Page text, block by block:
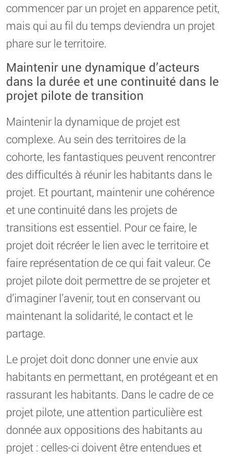
commencer par un projet en apparence petit,
mais qui au fil du temps deviendra un projet
phare sur le territoire.
Maintenir une dynamique d’acteurs
dans la durée et une continuité dans le
projet pilote de transition
Maintenir la dynamique de projet est
complexe. Au sein des territoires de la
cohorte, les fantastiques peuvent rencontrer
des difficultés à réunir les habitants dans le
projet. Et pourtant, maintenir une cohérence
et une continuité dans les projets de
transitions est essentiel. Pour ce faire, le
projet doit récréer le lien avec le territoire et
faire représentation de ce qui fait valeur. Ce
projet pilote doit permettre de se projeter et
d’imaginer l’avenir, tout en conservant ou
maintenant la solidarité, le contact et le
partage.
Le projet doit donc donner une envie aux
habitants en permettant, en protégeant et en
rassurant les habitants. Dans le cadre de ce
projet pilote, une attention particulière est
donnée aux oppositions des habitants au
projet : celles-ci doivent être entendues et